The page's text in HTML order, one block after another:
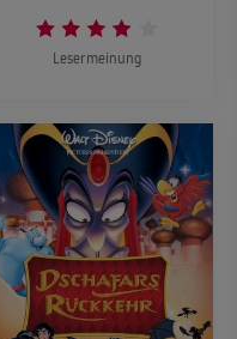
Lesermeinung